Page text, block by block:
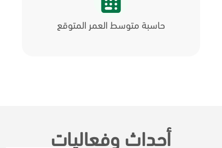
حاسبة متوسط العمر المتوقع
أحداث وفعاليات